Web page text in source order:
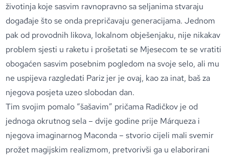
životinja koje sasvim ravnopravno sa seljanima stvaraju
događaje što se onda prepričavaju generacijama. Jednom
pak od provodnih likova, lokalnom obješenjaku, nije nikakav
problem sjesti u raketu i prošetati se Mjesecom te se vratiti
obogaćen sasvim posebnim pogledom na svoje selo, ali mu
ne uspijeva razgledati Pariz jer je ovaj, kao za inat, baš za
njegova posjeta uzeo slobodan dan.
Tim svojim pomalo “šašavim” pričama Radičkov je od
jednoga okrutnog sela – dvije godine prije Márqueza i
njegova imaginarnog Maconda – stvorio cijeli mali svemir
prožet magijskim realizmom, pretvorivši ga u elaborirani